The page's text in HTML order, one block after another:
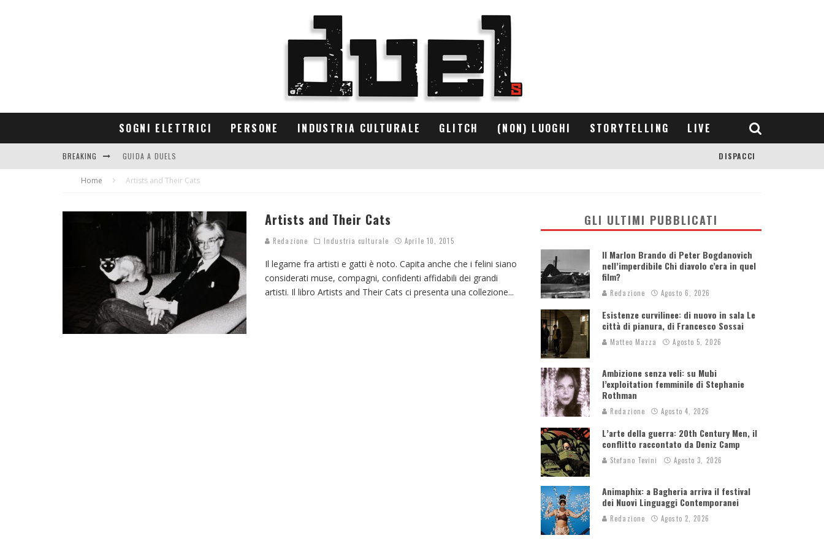
SOGNI ELETTRICI PERSONE INDUSTRIA CULTURALE GLITCH (NON) LUOGHI STORYTELLING LIVE
BREAKING GUIDA A DUELS
CONTRIBUTORS
DISPACCI
Home Artists and Their Cats
Artists and Their Cats
Redazione Industria culturale Aprile 10, 2015
Il legame fra artisti e gatti è noto. Capita anche che i felini siano
considerati muse, compagni, confidenti affidabili dei grandi
artisti. Il libro Artists and Their Cats ci presenta una collezione...
GLI ULTIMI PUBBLICATI
Il Marlon Brando di Peter Bogdanovich
nell’imperdibile Chi diavolo c’era in quel
film?
Redazione Agosto 6, 2026
Esistenze curvilinee: di nuovo in sala Le
città di pianura, di Francesco Sossai
Matteo Mazza Agosto 5, 2026
Ambizione senza veli: su Mubi
l’exploitation femminile di Stephanie
Rothman
Redazione Agosto 4, 2026
L’arte della guerra: 20th Century Men, il
conflitto raccontato da Deniz Camp
Stefano Tevini Agosto 3, 2026
Animaphix: a Bagheria arriva il festival
dei Nuovi Linguaggi Contemporanei
Redazione Agosto 2, 2026